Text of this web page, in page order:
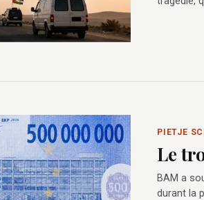
PIETJE
Le
BAM a
durant la